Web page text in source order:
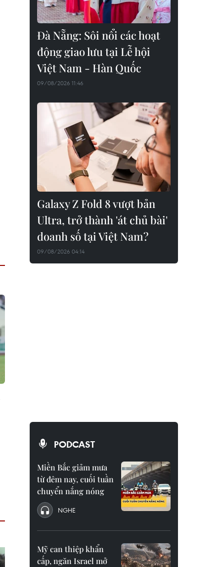
Đà Nẵng: Sôi nổi các hoạt
động giao lưu tại Lễ hội
Việt Nam - Hàn Quốc
09/08/2026 11:46
Galaxy Z Fold 8 vượt bản
Ultra, trở thành 'át chủ bài'
doanh số tại Việt Nam?
09/08/2026 04:14
PODCAST
Miền Bắc giảm mưa
từ đêm nay, cuối tuần
chuyển nắng nóng
NGHE
Mỹ can thiệp khẩn
cấp, ngăn Israel mở